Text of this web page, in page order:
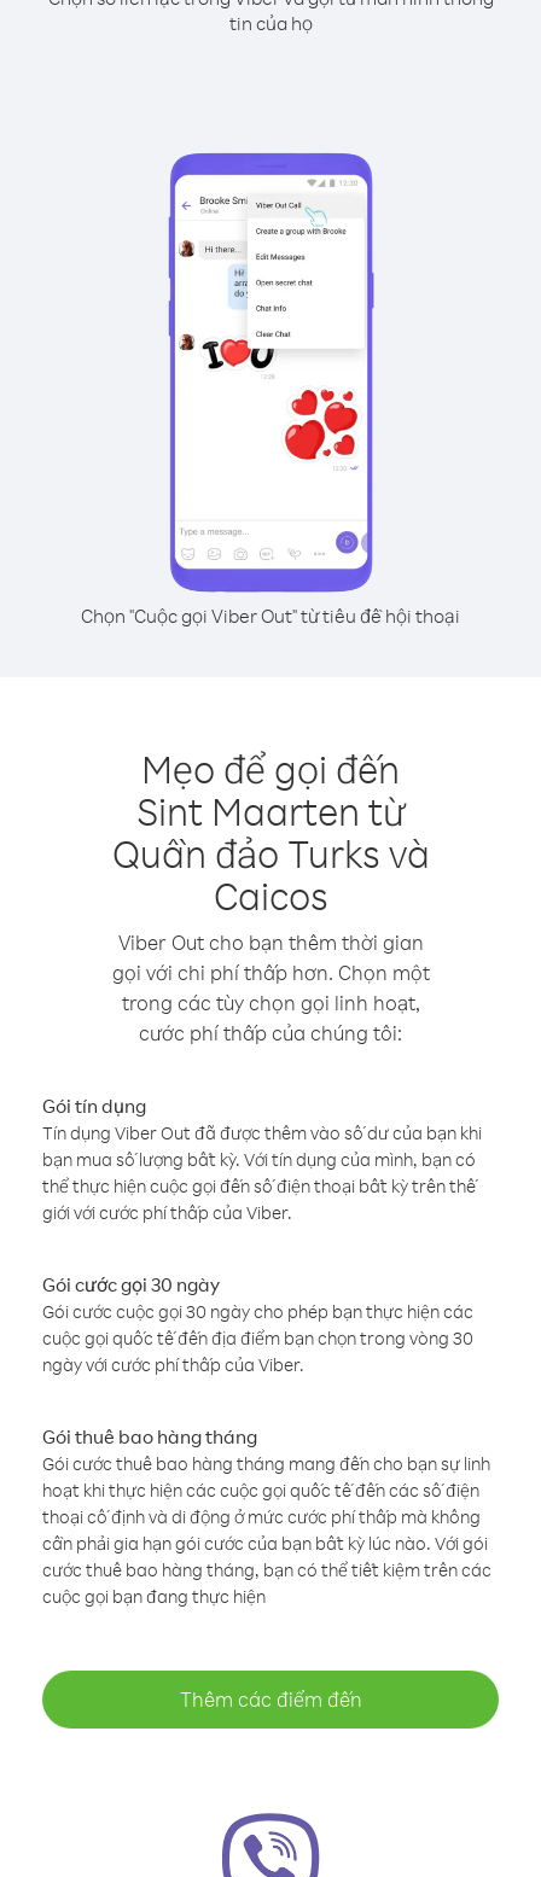
tin của họ
Chọn "Cuộc gọi Viber Out" từ tiêu đề hội thoại
Mẹo để gọi đến
Sint Maarten từ
Quần đảo Turks và
Caicos
Viber Out cho bạn thêm thời gian
gọi với chi phí thấp hơn. Chọn một
trong các tùy chọn gọi linh hoạt,
cước phí thấp của chúng tôi:
Gói tín dụng
Tín dụng Viber Out đã được thêm vào số dư của bạn khi
bạn mua số lượng bất kỳ. Với tín dụng của mình, bạn có
thể thực hiện cuộc gọi đến số điện thoại bất kỳ trên thế
giới với cước phí thấp của Viber.
Gói cước gọi 30 ngày
Gói cước cuộc gọi 30 ngày cho phép bạn thực hiện các
cuộc gọi quốc tế đến địa điểm bạn chọn trong vòng 30
ngày với cước phí thấp của Viber.
Gói thuê bao hàng tháng
Gói cước thuê bao hàng tháng mang đến cho bạn sự linh
hoạt khi thực hiện các cuộc gọi quốc tế đến các số điện
thoại cố định và di động ở mức cước phí thấp mà không
cần phải gia hạn gói cước của bạn bất kỳ lúc nào. Với gói
cước thuê bao hàng tháng, bạn có thể tiết kiệm trên các
cuộc gọi bạn đang thực hiện
Thêm các điểm đến